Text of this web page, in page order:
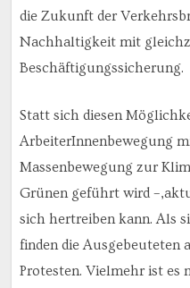
die Zukunft der
Nachhaltigkeit mit
Beschäftigungssicherung.
Statt sich diesen
ArbeiterInnenbewegung
Massenbewegung zur
Grünen geführt wird
sich hertreiben kann. Als
finden die Ausgebeuteten
Protesten. Vielmehr ist es